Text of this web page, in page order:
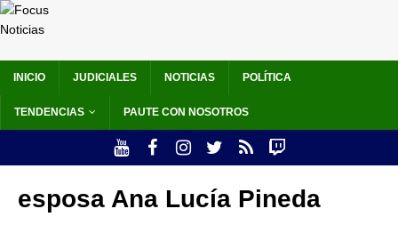
INICIO JUDICIALES NOTICIAS POLÍTICA
TENDENCIAS PAUTE CON NOSOTROS
esposa Ana Lucía Pineda